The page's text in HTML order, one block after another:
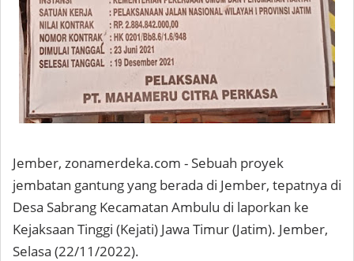
Jember, zonamerdeka.com - Sebuah proyek
jembatan gantung yang berada di Jember, tepatnya di
Desa Sabrang Kecamatan Ambulu di laporkan ke
Kejaksaan Tinggi (Kejati) Jawa Timur (Jatim). Jember,
Selasa (22/11/2022).